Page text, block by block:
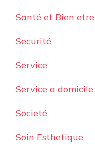
Santé et Bien etre
Securité
Service
Service a domicile
Societé
Soin Esthetique